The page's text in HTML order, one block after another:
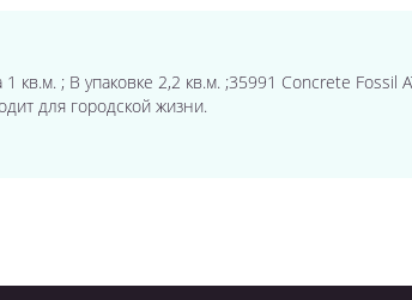
1 кв.м. ; В упаковке 2,2 кв.м. ;35991 Concrete
для городской жизни.